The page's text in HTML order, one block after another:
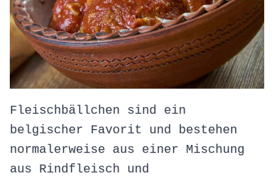
Fleischbällchen sind ein
belgischer Favorit und bestehen
normalerweise aus einer Mischung
aus Rindfleisch und